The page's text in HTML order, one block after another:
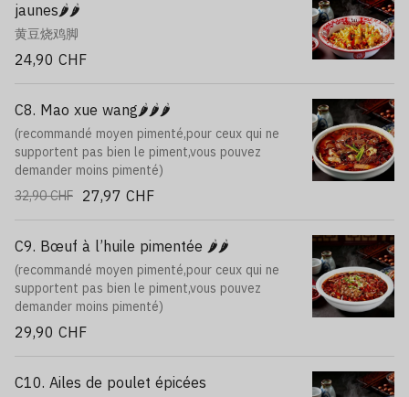
jaunes🌶️🌶️
黄豆烧鸡脚
24,90 CHF
C8. Mao xue wang🌶️🌶️🌶️
(recommandé moyen pimenté,pour ceux qui ne
supportent pas bien le piment,vous pouvez
demander moins pimenté)
32,90 CHF
27,97 CHF
C9. Bœuf à l’huile pimentée 🌶️🌶️
(recommandé moyen pimenté,pour ceux qui ne
supportent pas bien le piment,vous pouvez
demander moins pimenté)
29,90 CHF
C10. Ailes de poulet épicées